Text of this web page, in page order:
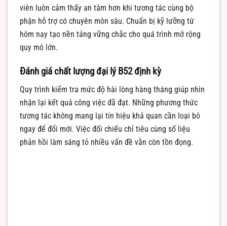
viên luôn cảm thấy an tâm hơn khi tương tác cùng bộ
phận hỗ trợ có chuyên môn sâu. Chuẩn bị kỹ lưỡng từ
hôm nay tạo nền tảng vững chắc cho quá trình mở rộng
quy mô lớn.
Đánh giá chất lượng đại lý B52 định kỳ
Quy trình kiểm tra mức độ hài lòng hàng tháng giúp nhìn
nhận lại kết quả công việc đã đạt. Những phương thức
tương tác không mang lại tín hiệu khả quan cần loại bỏ
ngay để đổi mới. Việc đối chiếu chỉ tiêu cùng số liệu
phản hồi làm sáng tỏ nhiều vấn đề vẫn còn tồn đọng.